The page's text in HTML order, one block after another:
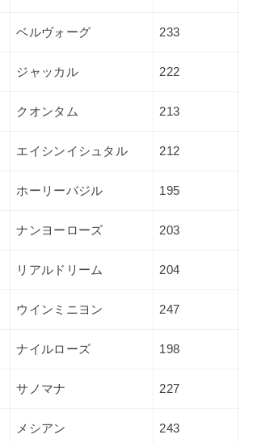
ベルヴォーグ 233
ジャッカル 222
クオンタム 213
エイシンイシュタル 212
ホーリーバジル 195
ナンヨーローズ 203
リアルドリーム 204
ウインミニヨン 247
ナイルローズ 198
サノマナ 227
メシアン 243